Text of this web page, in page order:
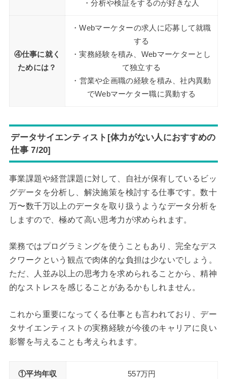
・分析や検証をするのが好きな人
④仕事に就く
ためには？
・Webマーケターの求人に応募して就職
する
・実務経験を積み、Webマーケターとし
て独立する
・営業や企画職の経験を積み、社内異動
でWebマーケター職に異動する
データサイエンティスト[体力がない人におすすめの
仕事 7/20]
事業課題や経営課題に対して、自社が保有しているビッ
グデータを分析し、解決施策を検討する仕事です。数十
万〜数千万以上のデータを取り扱うようなデータ分析を
しますので、極めて高い思考力が求められます。
業務ではプログラミングを使うこともあり、完全なデス
クワークという観点で肉体的な負担は少ないでしょう。
ただ、人並み以上の思考力を求められることから、精神
的なストレスを感じることがあるかもしれません。
これから重要になってくる仕事とも言われており、デー
タサイエンティストの実務経験が今後のキャリアに良い
影響を与えることも考えられます。
①平均年収 557万円